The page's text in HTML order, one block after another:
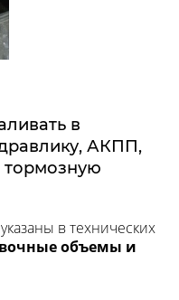
в
АКПП,
тормозную
в технических
объемы и